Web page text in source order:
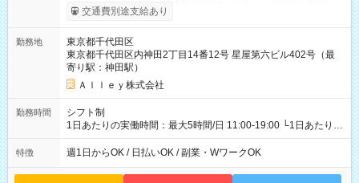
給与は本採用時と同じです。
交通費別途支給あり
勤務地
東京都千代田区
東京都千代田区内神田2丁目14番12号 星屋第六ビル402号（最
寄り駅：神田駅）
Ａｌｌｅｙ株式会社
勤務時間
シフト制
1日あたりの実働時間：最大5時間/日 11:00-19:00 └1日あたりの
実働時間：1-5時間 └上記の時間帯内であれば、いつでも勤務可
能！ └平日・土曜日の中で、お好きな曜日でご勤務いただけま
18:00 などのように、自由な働き方が可能なお仕事です！
特徴 週1日からOK / 日払いOK / 副業・WワークOK